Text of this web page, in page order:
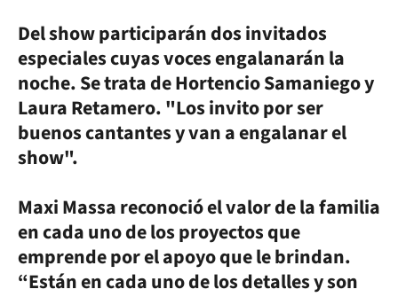
Del show participarán dos invitados
especiales cuyas voces engalanarán la
noche. Se trata de Hortencio Samaniego y
Laura Retamero. "Los invito por ser
buenos cantantes y van a engalanar el
show".
Maxi Massa reconoció el valor de la familia
en cada uno de los proyectos que
emprende por el apoyo que le brindan.
“Están en cada uno de los detalles y son